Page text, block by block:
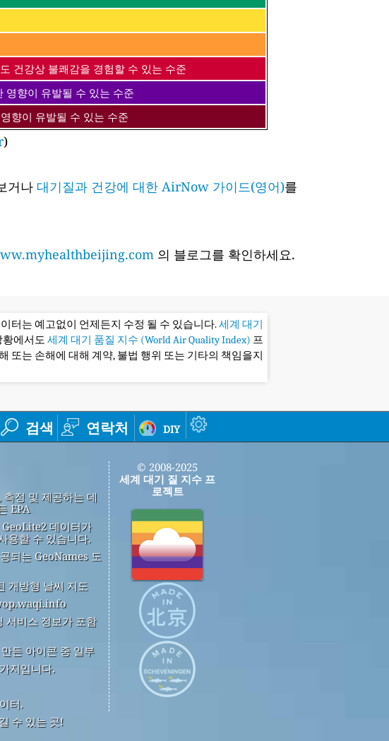
건강상 불쾌감을 경험할 수 있는 수준
영향이 유발될 수 있는 수준
향이 유발될 수 있는 수준
)
거나 대기질과 건강에 대한 AirNow 가이드(영어)를
의 블로그를 확인하세요.
터는 예고없이 언제든지 수정 될 수 있습니다.세계 대기
황에서도 세계 대기 품질 지수 (World Air Quality Index) 프
또는 손해에 대해 계약, 불법 행위 또는 기타의 책임을지
검색 연락처 diy
정 및 제공하는 데
EPA
데이터가
용할 수 있습니다.
되는 GeoNames 도
개방형 날씨 지도
서비스 정보가 포함
든 아이콘 중 일부
지입니다.
터.
수 있는 곳!
© 2008-2025
세계 대기 질 지수 프
로젝트